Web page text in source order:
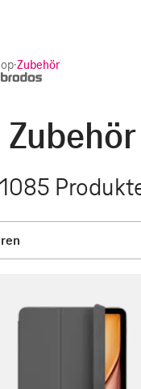
·Zubehör
Zubehör
1085